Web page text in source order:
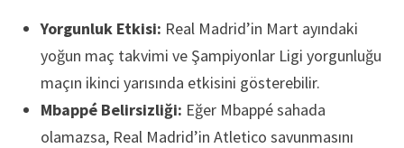
Yorgunluk Etkisi: Real Madrid’in Mart ayındaki
yoğun maç takvimi ve Şampiyonlar Ligi yorgunluğu
maçın ikinci yarısında etkisini gösterebilir.
Mbappé Belirsizliği: Eğer Mbappé sahada
olamazsa, Real Madrid’in Atletico savunmasını